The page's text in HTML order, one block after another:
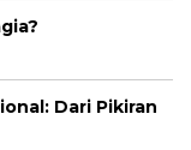
Dari Pikiran